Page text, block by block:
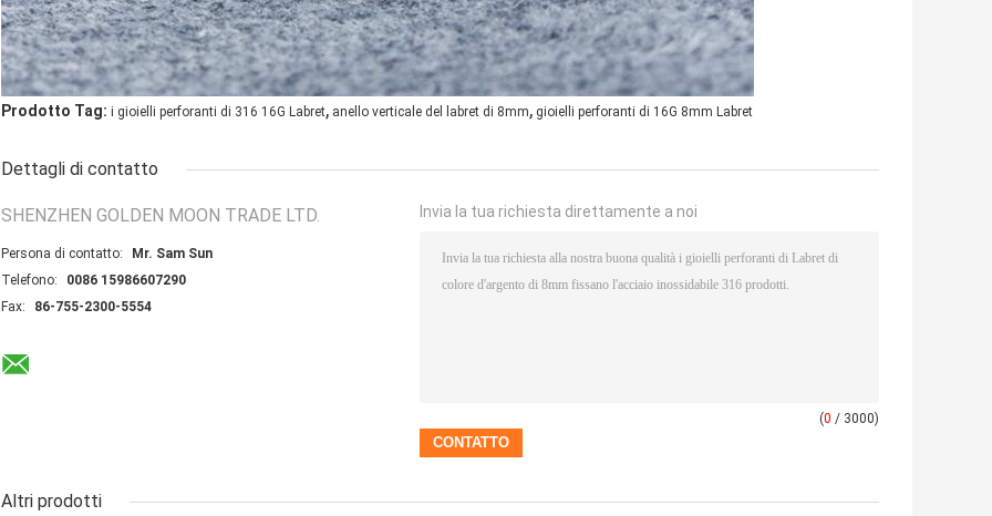
Prodotto Tag: i gioielli perforanti di 316 16G Labret, anello verticale del labret di 8mm, gioielli perforanti di 16G 8mm Labret
Dettagli di contatto
SHENZHEN GOLDEN MOON TRADE LTD.
Persona di contatto:
Mr. Sam Sun
Telefono:
0086 15986607290
Fax:
86-755-2300-5554
Invia la tua richiesta direttamente a noi
(0 / 3000)
Altri prodotti